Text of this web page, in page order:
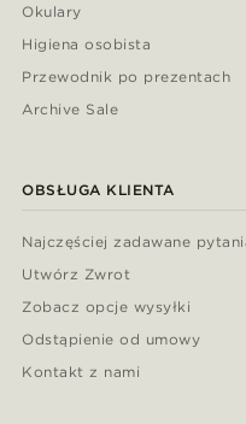
Okulary
Higiena osobista
Przewodnik po prezentach
Archive Sale
OBSŁUGA KLIENTA
Najczęściej zadawane
Utwórz Zwrot
Zobacz opcje wysyłki
Odstąpienie od umowy
Kontakt z nami